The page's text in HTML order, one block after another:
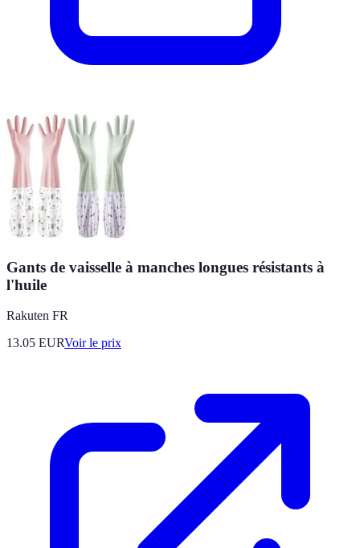
Gants de vaisselle à manches longues résistants à
l'huile
Rakuten FR
13.05 EURVoir le prix